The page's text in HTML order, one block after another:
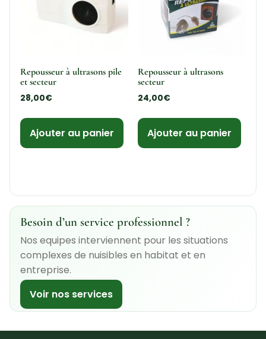
Repousseur à ultrasons pile
et secteur
28,00€
Ajouter au panier
Repousseur à ultrasons
secteur
24,00€
Ajouter au panier
Besoin d’un service professionnel ?
Nos equipes interviennent pour les situations
complexes de nuisibles en habitat et en
entreprise.
Voir nos services